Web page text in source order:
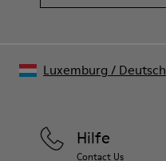
Hilfe
Contact Us
Luxemburg / Deutsch